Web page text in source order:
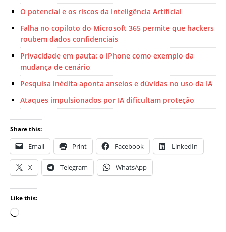
O potencial e os riscos da Inteligência Artificial
Falha no copiloto do Microsoft 365 permite que hackers
roubem dados confidenciais
Privacidade em pauta: o iPhone como exemplo da
mudança de cenário
Pesquisa inédita aponta anseios e dúvidas no uso da IA
Ataques impulsionados por IA dificultam proteção
Share this:
Email Print Facebook LinkedIn
X Telegram WhatsApp
Like this: